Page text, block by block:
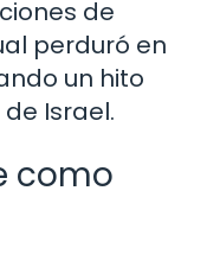
de
perduró en
un hito
Israel.
como